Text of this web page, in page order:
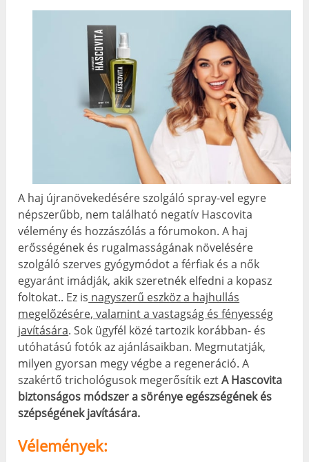
A haj újranövekedésére szolgáló spray-vel egyre
népszerűbb, nem található negatív Hascovita
vélemény és hozzászólás a fórumokon. A haj
erősségének és rugalmasságának növelésére
szolgáló szerves gyógymódot a férfiak és a nők
egyaránt imádják, akik szeretnék elfedni a kopasz
foltokat.. Ez is nagyszerű eszköz a hajhullás
megelőzésére, valamint a vastagság és fényesség
javítására. Sok ügyfél közé tartozik korábban- és
utóhatású fotók az ajánlásaikban. Megmutatják,
milyen gyorsan megy végbe a regeneráció. A
szakértő trichológusok megerősítik eztA Hascovita
biztonságos módszer a sörénye egészségének és
szépségének javítására.
Vélemények: